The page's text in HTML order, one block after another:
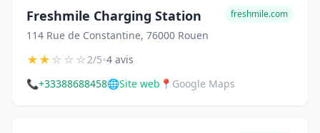
Freshmile Charging Station
114 Rue de Constantine, 76000 Rouen
freshmile.com
★★☆☆☆2/5•4 avis
📞+33388688458🌐Site web 📍 Google Maps